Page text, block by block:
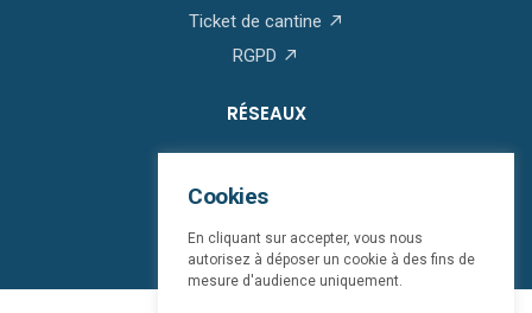
Ticket de cantine
RGPD
RÉSEAUX
Cookies
En cliquant sur accepter, vous nous
autorisez à déposer un cookie à des fins de
mesure d'audience uniquement.